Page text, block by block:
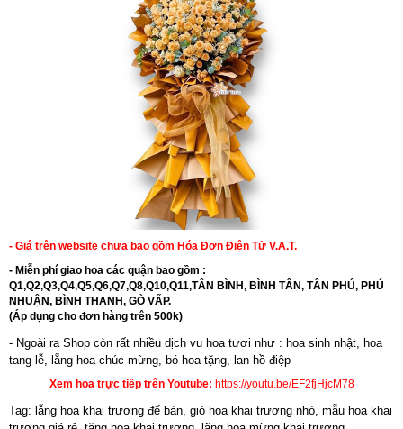
- Giá trên website chưa bao gồm Hóa Đơn Điện Tử V.A.T.
- Miễn phí giao hoa các quận bao gồm :
Q1,Q2,Q3,Q4,Q5,Q6,Q7,Q8,Q10,Q11,TÂN BÌNH, BÌNH TÂN, TÂN PHÚ, PHÚ
NHUẬN, BÌNH THẠNH, GÒ VẤP.
(Áp dụng cho đơn hàng trên 500k)
- Ngoài ra Shop còn rất nhiều dịch vu hoa tươi như : hoa sinh nhật
hoa
tang lễ
ẵng hoa chúc mừng bó hoa tặng lan hồ điệp
Xem hoa trực tiếp trên Youtube: https://youtu.be/EF2fjHjcM78
Tag: lẵng hoa khai trương để bàn, giỏ hoa khai trương nhỏ, mẫu hoa khai